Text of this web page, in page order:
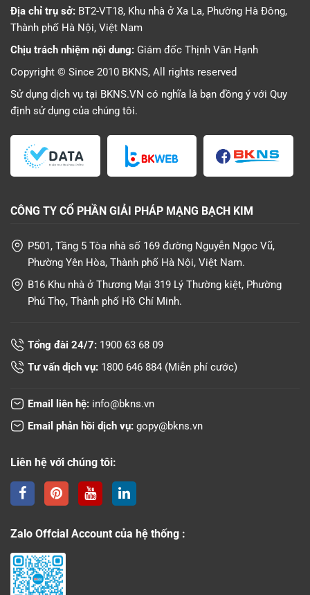
Địa chỉ trụ sở: BT2-VT18, Khu nhà ở Xa La, Phường Hà Đông,
Thành phố Hà Nội, Việt Nam
Chịu trách nhiệm nội dung: Giám đốc Thịnh Văn Hạnh
Copyright © Since 2010 BKNS, All rights reserved
Sử dụng dịch vụ tại BKNS.VN có nghĩa là bạn đồng ý với Quy
định sử dụng của chúng tôi.
CÔNG TY CỔ PHẦN GIẢI PHÁP MẠNG BẠCH KIM
P501, Tầng 5 Tòa nhà số 169 đường Nguyễn Ngọc Vũ,
Phường Yên Hòa, Thành phố Hà Nội, Việt Nam.
B16 Khu nhà ở Thương Mại 319 Lý Thường kiệt, Phường
Phú Thọ, Thành phố Hồ Chí Minh.
Tổng đài 24/7: 1900 63 68 09
Tư vấn dịch vụ: 1800 646 884 (Miễn phí cước)
Email liên hệ: info@bkns.vn
Email phản hồi dịch vụ: gopy@bkns.vn
Liên hệ với chúng tôi:
Zalo Offcial Account của hệ thống :